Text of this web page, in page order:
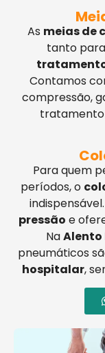
As meias de
tanto
Contamos
compressão,
tratamento
Para quem
períodos, o
pressão e
Na
pneumáticos
hospitalar,